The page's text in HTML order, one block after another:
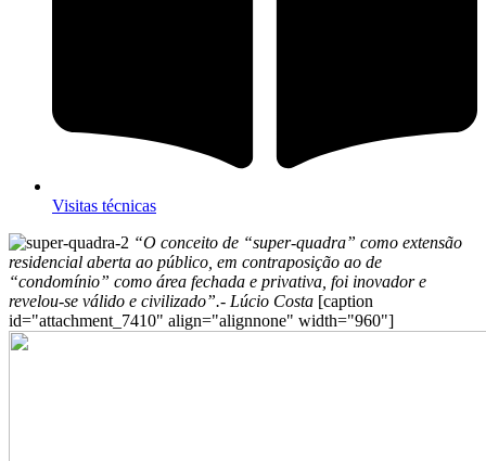
Visitas técnicas
“O conceito de “super-quadra” como extensão
residencial aberta ao público, em contraposição ao de
“condomínio” como área fechada e privativa, foi inovador e
revelou-se válido e civilizado”.- Lúcio Costa [caption
id="attachment_7410" align="alignnone" width="960"]